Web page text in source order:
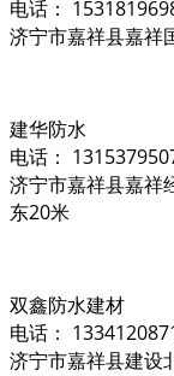
电话：
济宁市嘉祥县嘉祥
建华防水
电话：
济宁市嘉祥县嘉祥
东20米
双鑫防水建材
电话：
济宁市嘉祥县建设